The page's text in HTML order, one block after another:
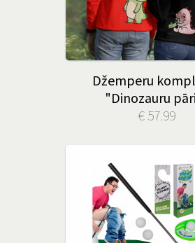
Džemperu
"Dinozauru
€ 57.99